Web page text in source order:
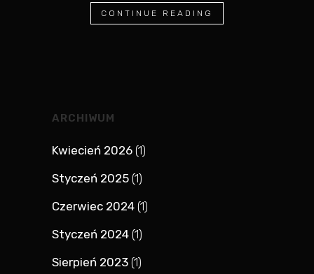
CONTINUE READING
ARCHIWUM
Kwiecień 2026 (1)
Styczeń 2025 (1)
Czerwiec 2024 (1)
Styczeń 2024 (1)
Sierpień 2023 (1)